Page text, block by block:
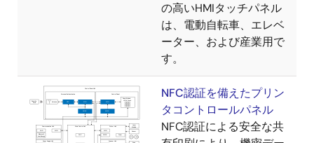
の高いHMIタッチパネル
は、電動自転車、エレベ
ーター、および産業用で
す。
NFC認証を備えたプリン
タコントロールパネル
NFC認証による安全な共